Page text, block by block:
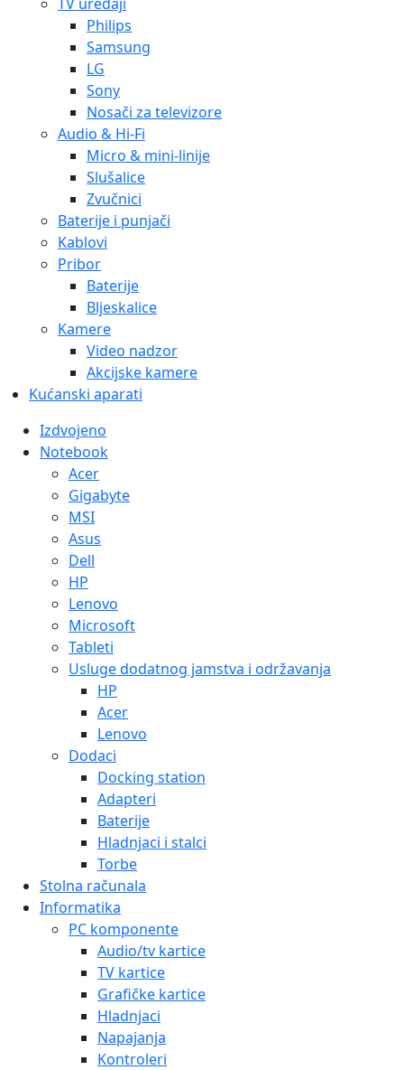
Philips
Samsung
LG
Sony
Nosači za televizore
Audio & Hi-Fi
Micro & mini-linije
Slušalice
Zvučnici
Baterije i punjači
Kablovi
Pribor
Baterije
Bljeskalice
Kamere
Video nadzor
Akcijske kamere
Kućanski aparati
Izdvojeno
Notebook
Acer
Gigabyte
MSI
Asus
Dell
HP
Lenovo
Microsoft
Tableti
Usluge dodatnog jamstva i održavanja
HP
Acer
Lenovo
Dodaci
Docking station
Adapteri
Baterije
Hladnjaci i stalci
Torbe
Stolna računala
Informatika
PC komponente
Audio/tv kartice
TV kartice
Grafičke kartice
Hladnjaci
Napajanja
Kontroleri